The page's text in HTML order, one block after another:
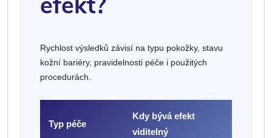
Rychlost výsledků závisí na typu pokožky, stavu
kožní bariéry, pravidelnosti péče i použitých
procedurách.
Typ péče
Kdy bývá efekt
viditelný